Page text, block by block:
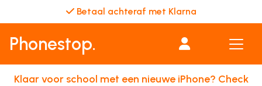
Repair & Go
Phonestop.
Klaar voor school met een nieuwe iPhone? Check